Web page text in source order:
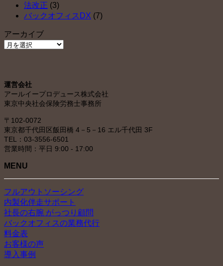
法改正 (3)
バックオフィスDX (7)
アーカイブ
ア
ブ
運営会社
アールイープロデュース株式会社
東京中央社会保険労務士事務所
〒102-0072
東京都千代田区飯田橋 4－5－16 エル千代田 3F
TEL：03-3556-6501
営業時間：平日 9:00 - 17:00
MENU
フルアウトソーシング
内製化伴走サポート
社長の右腕 がっつり顧問
バックオフィスの業務代行
料金表
お客様の声
導入事例